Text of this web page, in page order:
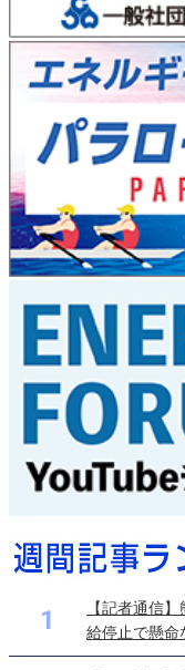
1
【記者通信
給停止で懸命